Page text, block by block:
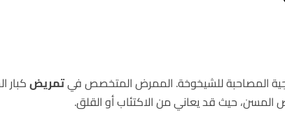
المصاحبة للشيخوخة. الممرض المتخصص فيتمريضكبار
حيث قد يعاني من الاكتئاب أو القلق.